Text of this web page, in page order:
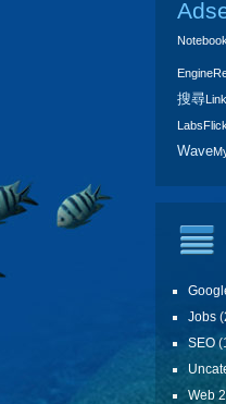
Notebook
Engine
搜尋
Labs
Wave
Jobs
SEO
Web